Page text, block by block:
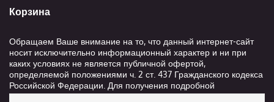
Корзина
Обращаем Ваше внимание на то, что данный интернет-сайт
носит исключительно информационный характер и ни при
каких условиях не является публичной офертой,
определяемой положениями ч. 2 ст. 437 Гражданского кодекса
Российской Федерации. Для получения подробной
информации о стоимости и сроках выполнения услуг,